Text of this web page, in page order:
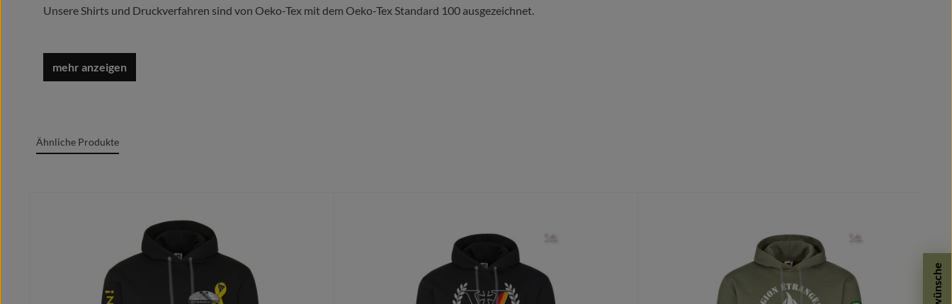
Unsere Shirts und Druckverfahren sind von Oeko-Tex mit dem Oeko-Tex Standard 100 ausgezeichnet.
Schaffe Platz in Deinem Kleiderschrank, denn die Hoodies von Alfashirt sind definitiv ein Hingucker und schreien nach mehr!
Doppelt gelegte Kapuze mit gleichfarbigem Kordelzug
Elastische Bündchen an Ärmelabschluss und Bund
80% Baumwolle/cotton/coton (m.)/Algodón, 20% Polyester/Poliéster
Nutze die hinterlegte Größentabelle um sicher zu gehen, dass du die richtige Größe wählst.
Ähnliche Produkte